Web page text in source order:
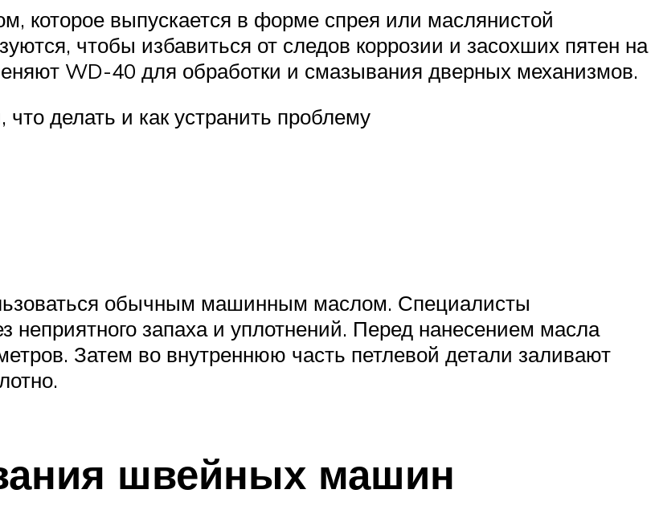
которое выпускается в форме спрея или маслянистой
чтобы избавиться от следов коррозии и засохших пятен на
WD-40 для обработки и смазывания дверных механизмов.
делать и как устранить проблему
обычным машинным маслом. Специалисты
неприятного запаха и уплотнений. Перед нанесением масла
Затем во внутреннюю часть петлевой детали заливают
швейных машин